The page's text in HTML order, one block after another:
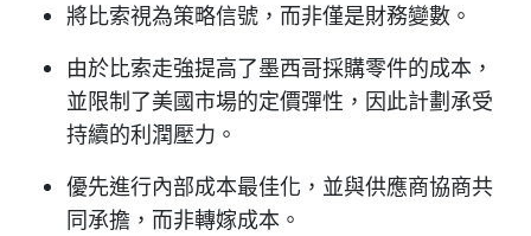
將比索視為策略信號，而非僅是財務變數。
由於比索走強提高了墨西哥採購零件的成本，
並限制了美國市場的定價彈性，因此計劃承受
持續的利潤壓力。
優先進行內部成本最佳化，並與供應商協商共
同承擔，而非轉嫁成本。